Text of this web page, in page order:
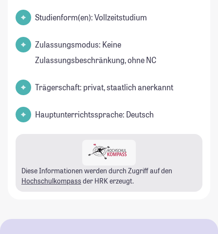
Studienform(en): Vollzeitstudium
Zulassungsmodus: Keine
Zulassungsbeschränkung, ohne NC
Trägerschaft: privat, staatlich anerkannt
Hauptunterrichtssprache: Deutsch
Diese Informationen werden durch Zugriff auf den
Hochschulkompass der HRK erzeugt.